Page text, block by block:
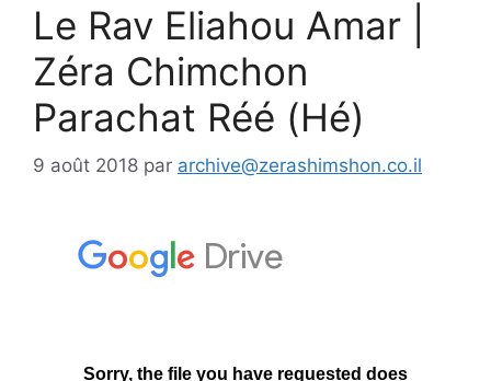
Le Rav Eliahou Amar |
Zéra Chimchon
Parachat Réé (Hé)
9 août 2018 par archive@zerashimshon.co.il